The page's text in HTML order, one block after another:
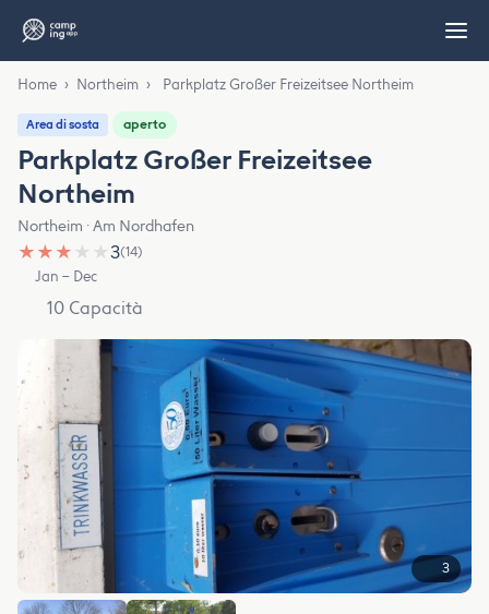
Home › Northeim › Parkplatz Großer Freizeitsee Northeim
Area di sosta aperto
Parkplatz Großer Freizeitsee
Northeim
Northeim · Am Nordhafen
★ ★ ★ ★ ★3(14)
Jan – Dec
10 Capacità
3